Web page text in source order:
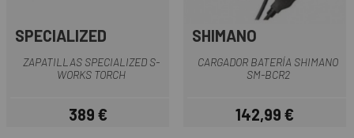
SPECIALIZED
ZAPATILLAS SPECIALIZED S-
WORKS TORCH
Precio
389 €
SHIMANO
CARGADOR BATERÍA SHIMANO
SM-BCR2
Precio
142,99 €